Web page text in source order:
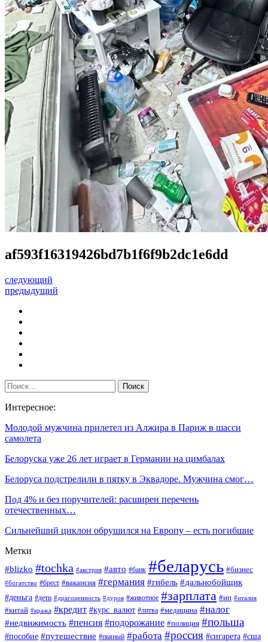
af593f16319426bd7b1f6f9b2dc1e6dd
следующий
предыдущий
Интересное:
Молодой мужчина прилетел из Алжира в Париж в шасси
самолета
Белоруска уже 26 лет играет в Германии на цимбалах
Белоруса подстрелили в пятку в Эквадоре. Мужчина смог…
Под 4% и без поручителей: расширен перечень
отечественных…
Сильнейший циклон обрушился на Европу – есть погибшие
Метки
#blizko #tochka #австрия #авто #банк #беларусь #бизнес
#богатство #брест #вакансия #германия #гибель #дальнобойщик
#деньга #дети #драгоценность #дуров #животное #зарплата #ип #италия
#китай #кража #кредит #курс_валют #литва #медицина #налог
#недвижимость #пенсия #подорожание #полиция #польша
#пособие #путешествие #пьяный #работа #россия #сигарета #сша